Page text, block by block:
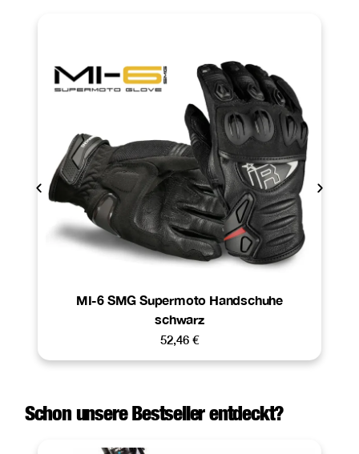
MI-6 SMG Supermoto Handschuhe
schwarz
52,46 €
Schon unsere Bestseller entdeckt?